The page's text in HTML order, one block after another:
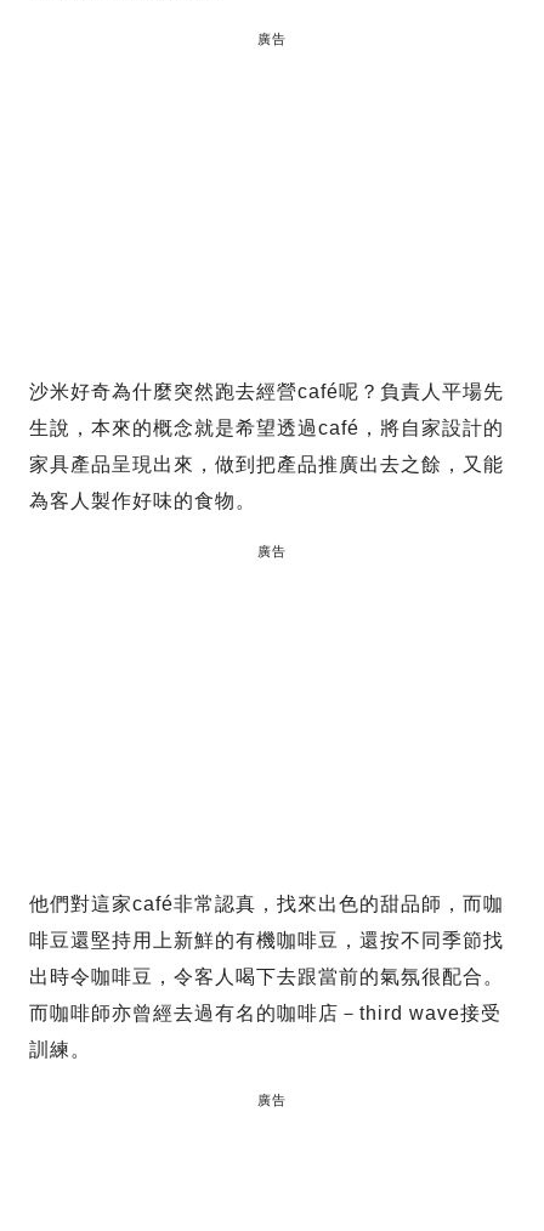
廣告
沙米好奇為什麼突然跑去經營café呢？負責人平場先
生說，本來的概念就是希望透過café，將自家設計的
家具產品呈現出來，做到把產品推廣出去之餘，又能
為客人製作好味的食物。
廣告
他們對這家café非常認真，找來出色的甜品師，而咖
啡豆還堅持用上新鮮的有機咖啡豆，還按不同季節找
出時令咖啡豆，令客人喝下去跟當前的氣氛很配合。
而咖啡師亦曾經去過有名的咖啡店－third wave接受
訓練。
廣告